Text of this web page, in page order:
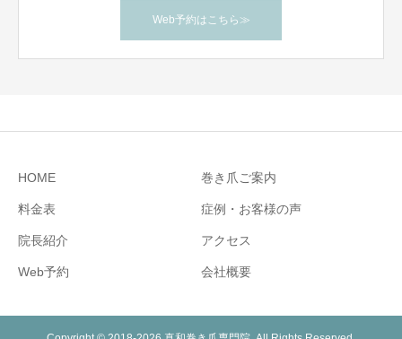
Web予約はこちら≫
HOME 巻き爪ご案内
料金表 症例・お客様の声
院長紹介 アクセス
Web予約 会社概要